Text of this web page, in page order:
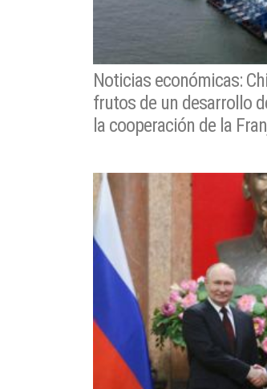
Noticias económicas:
frutos de un desarrollo
la cooperación de la